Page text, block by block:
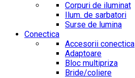
Corpuri de iluminat
Ilum. de sarbatori
Surse de lumina
Conectica
Accesorii conectica
Adaptoare
Bloc multipriza
Bride/coliere